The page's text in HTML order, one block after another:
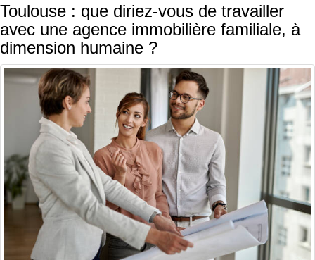
Toulouse : que diriez-vous de travailler
avec une agence immobilière familiale, à
dimension humaine ?